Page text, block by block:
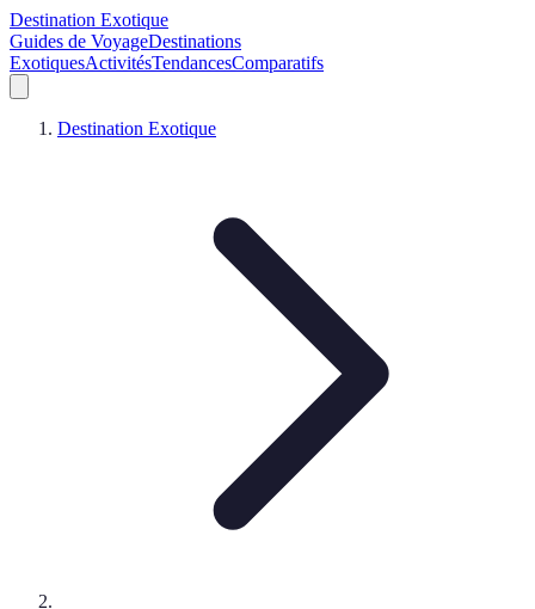
Destination Exotique
Guides de VoyageDestinations
ExotiquesActivitésTendancesComparatifs
Destination Exotique